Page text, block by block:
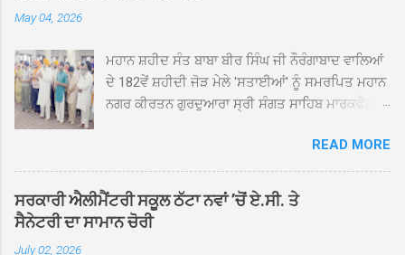
May 04, 2026
ਮਹਾਨ ਸ਼ਹੀਦ ਸੰਤ ਬਾਬਾ ਬੀਰ ਸਿੰਘ ਜੀ ਨੌਰੰਗਾਬਾਦ ਵਾਲਿਆਂ
ਦੇ 182ਵੇਂ ਸ਼ਹੀਦੀ ਜੋੜ ਮੇਲੇ 'ਸਤਾਈਆਂ' ਨੂੰ ਸਮਰਪਿਤ ਮਹਾਨ
ਨਗਰ ਕੀਰਤਨ ਗੁਰਦੁਆਰਾ ਸ੍ਰੀ ਸੰਗਤ ਸਾਹਿਬ ਮਾਰਕਫੈੱਡ
ਸਰਪ੍ਰਸਤੀ ਹੇਠ, ਪੰਜ ਪਿਆਰਿਆਂ ਦੀ ਅਗਵਾਈ ਵਿੱਚ
ਮਹੱਲਾ ਸੰਤਪੁਰਾ ਤੋਂ ਪ੍ਰਾਰੰਭ ਹੋ ਕੇ ਪਿੰਡ ਭਗਤਪੁਰ,
ਭਗਵਾਨਪੁਰ, ਝੁੱਗੀਆਂ ਗੁਲਾਮ, ਮਜਾਦਪੁਰ, ਕੁੱਲੀਆਂ, ਰੱਤਾ ਨੌ
ਅਬਾਦ, ਕੋਲੀਆਂਵਾਲ, ਅੱਡਾ ਸਾਬੂਵਾਲ, ਦਰੀਏਵਾਲ,
READ MORE
ਸਰਕਾਰੀ ਐਲੀਮੈਂਟਰੀ ਸਕੂਲ ਠੱਟਾ ਨਵਾਂ ’ਚੋਂ ਏ.ਸੀ. ਤੇ
ਸੈਨੇਟਰੀ ਦਾ ਸਾਮਾਨ ਚੋਰੀ
July 02, 2026